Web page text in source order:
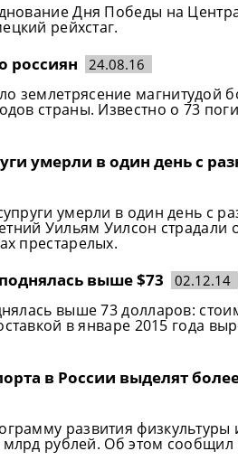
Дня Победы на
рейхстаг.
россиян 24.08.16
магнитудой
страны. Известно о 73
умерли в один день с
умерли в один день с
Уильям Уилсон страдали
престарелых.
выше $73 02.12.14
выше 73 долларов:
в январе 2015 года
в России выделят
развития физкультуры
млрд рублей. Об этом